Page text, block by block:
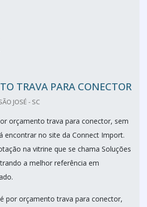
TRAVA PARA CONECTOR
JOSÉ - SC
orçamento trava para conector, sem
encontrar no site da Connect Import.
na vitrine que se chama Soluções
a melhor referência em
por orçamento trava para conector,